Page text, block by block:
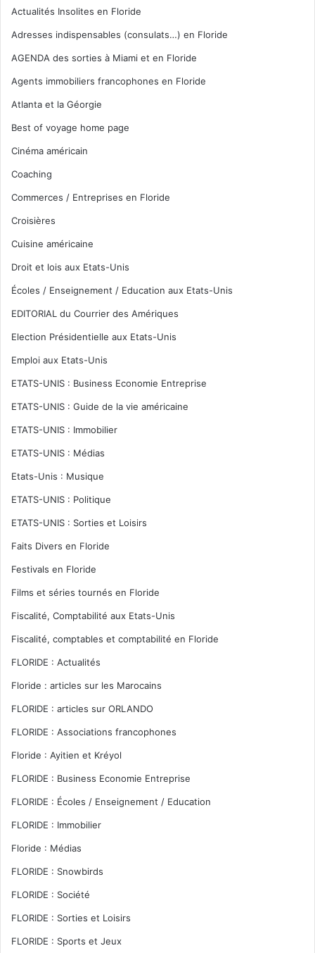
Actualités Insolites en Floride
Adresses indispensables (consulats…) en Floride
AGENDA des sorties à Miami et en Floride
Agents immobiliers francophones en Floride
Atlanta et la Géorgie
Best of voyage home page
Cinéma américain
Coaching
Commerces / Entreprises en Floride
Croisières
Cuisine américaine
Droit et lois aux Etats-Unis
Écoles / Enseignement / Education aux Etats-Unis
EDITORIAL du Courrier des Amériques
Election Présidentielle aux Etats-Unis
Emploi aux Etats-Unis
ETATS-UNIS : Business Economie Entreprise
ETATS-UNIS : Guide de la vie américaine
ETATS-UNIS : Immobilier
ETATS-UNIS : Médias
Etats-Unis : Musique
ETATS-UNIS : Politique
ETATS-UNIS : Sorties et Loisirs
Faits Divers en Floride
Festivals en Floride
Films et séries tournés en Floride
Fiscalité, Comptabilité aux Etats-Unis
Fiscalité, comptables et comptabilité en Floride
FLORIDE : Actualités
Floride : articles sur les Marocains
FLORIDE : articles sur ORLANDO
FLORIDE : Associations francophones
Floride : Ayitien et Kréyol
FLORIDE : Business Economie Entreprise
FLORIDE : Écoles / Enseignement / Education
FLORIDE : Immobilier
Floride : Médias
FLORIDE : Snowbirds
FLORIDE : Société
FLORIDE : Sorties et Loisirs
FLORIDE : Sports et Jeux